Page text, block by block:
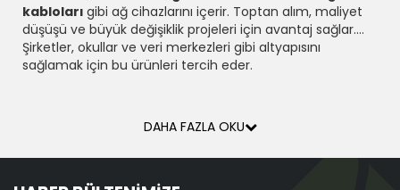
kabloları gibi ağ cihazlarını içerir. Toptan alım, maliyet
düşüşü ve büyük değişiklik projeleri için avantaj sağlar.
Şirketler, okullar ve veri merkezleri gibi altyapısını
sağlamak için bu ürünleri tercih eder.
DAHA FAZLA OKU